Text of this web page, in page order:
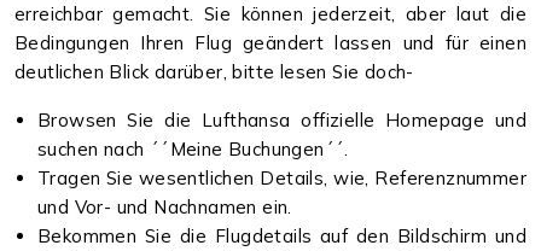
erreichbar gemacht. Sie können jederzeit, aber laut die
Bedingungen Ihren Flug geändert lassen und für einen
deutlichen Blick darüber, bitte lesen Sie doch-
Browsen Sie die Lufthansa offizielle Homepage und
suchen nach ´´Meine Buchungen´´.
Tragen Sie wesentlichen Details, wie, Referenznummer
und Vor- und Nachnamen ein.
Bekommen Sie die Flugdetails auf den Bildschirm und